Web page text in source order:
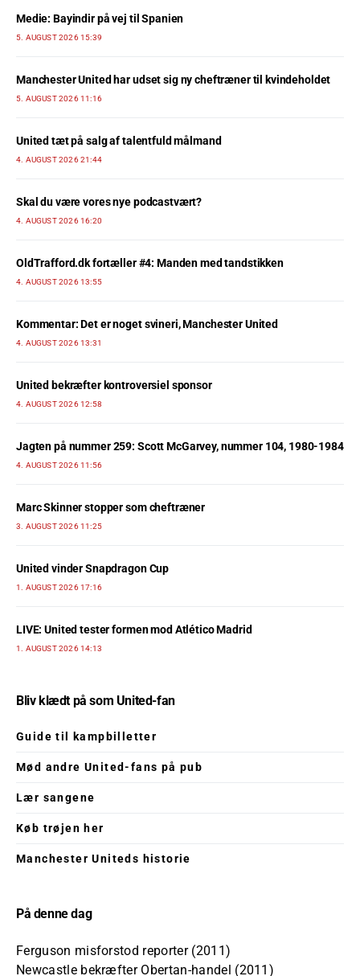
Medie: Bayindir på vej til Spanien
5. AUGUST 2026 15:39
Manchester United har udset sig ny cheftræner til kvindeholdet
5. AUGUST 2026 11:16
United tæt på salg af talentfuld målmand
4. AUGUST 2026 21:44
Skal du være vores nye podcastvært?
4. AUGUST 2026 16:20
OldTrafford.dk fortæller #4: Manden med tandstikken
4. AUGUST 2026 13:55
Kommentar: Det er noget svineri, Manchester United
4. AUGUST 2026 13:31
United bekræfter kontroversiel sponsor
4. AUGUST 2026 12:58
Jagten på nummer 259: Scott McGarvey, nummer 104, 1980-1984
4. AUGUST 2026 11:56
Marc Skinner stopper som cheftræner
3. AUGUST 2026 11:25
United vinder Snapdragon Cup
1. AUGUST 2026 17:16
LIVE: United tester formen mod Atlético Madrid
1. AUGUST 2026 14:13
Bliv klædt på som United-fan
Guide til kampbilletter
Mød andre United-fans på pub
Lær sangene
Køb trøjen her
Manchester Uniteds historie
På denne dag
Ferguson misforstod reporter (2011)
Newcastle bekræfter Obertan-handel (2011)